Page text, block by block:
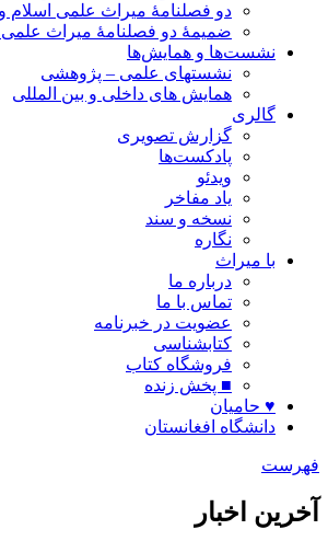
دو فصلنامۀ میراث علمی اسلام و
ضمیمۀ دو فصلنامۀ میراث علمی
نشست‌ها و همایش‌ها
نشستهای علمی – پژوهشی
همایش های داخلی و بین المللی
گالری
گزارش تصویری
پادکست‌ها
ویدئو
یاد مفاخر
نسخه و سند
نگاره
با میراث
درباره ما
تماس با ما
عضویت در خبرنامه
کتابشناسی
فروشگاه کتاب
■ پخش زنده
♥ حامیان
دانشگاه افغانستان
فهرست
آخرین اخبار